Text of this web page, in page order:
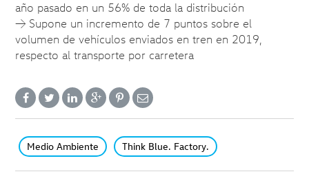
año pasado en un 56% de toda la distribución
→ Supone un incremento de 7 puntos sobre el
volumen de vehículos enviados en tren en 2019,
respecto al transporte por carretera
Medio Ambiente Think Blue. Factory.